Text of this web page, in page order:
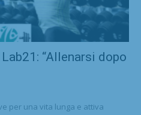
“Allenarsi dopo
per una vita lunga e attiva